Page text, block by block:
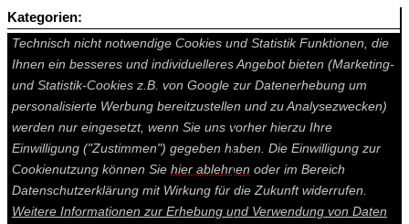
Auf dieser Seite werden technisch notwendige Cookies gesetzt.
Technisch nicht notwendige Cookies und Statistik Funktionen, die
Ihnen ein besseres und individuelleres Angebot bieten (Marketing-
und Statistik-Cookies z.B. von Google zur Datenerhebung um
personalisierte Werbung bereitzustellen und zu Analysezwecken)
werden nur eingesetzt, wenn Sie uns vorher hierzu Ihre
Einwilligung ("Zustimmen") gegeben haben. Die Einwilligung zur
Cookienutzung können Sie hier ablehnen oder im Bereich
Datenschutzerklärung mit Wirkung für die Zukunft widerrufen.
Weitere Informationen zur Erhebung und Verwendung von Daten
Kategorien: